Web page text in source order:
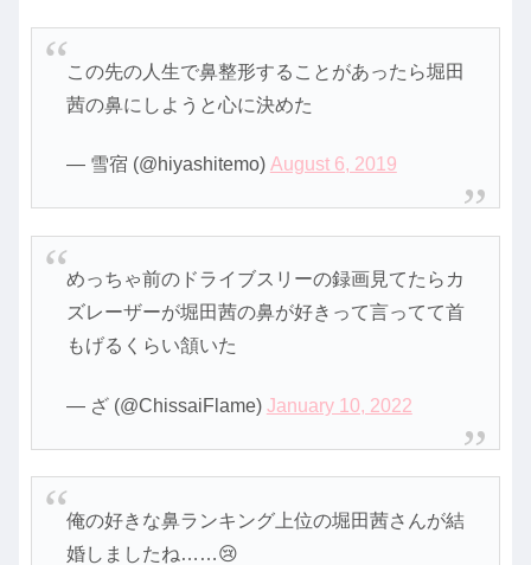
この先の人生で鼻整形することがあったら堀田
茜の鼻にしようと心に決めた
— 雪宿 (@hiyashitemo) August 6, 2019
めっちゃ前のドライブスリーの録画見てたらカ
ズレーザーが堀田茜の鼻が好きって言ってて首
もげるくらい頷いた
— ざ (@ChissaiFlame) January 10, 2022
俺の好きな鼻ランキング上位の堀田茜さんが結
婚しましたね……😢